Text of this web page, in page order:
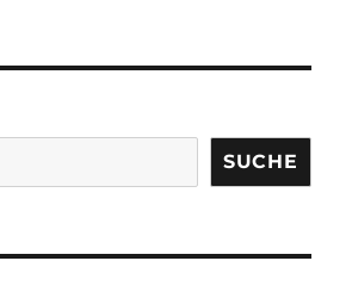
SUCHE